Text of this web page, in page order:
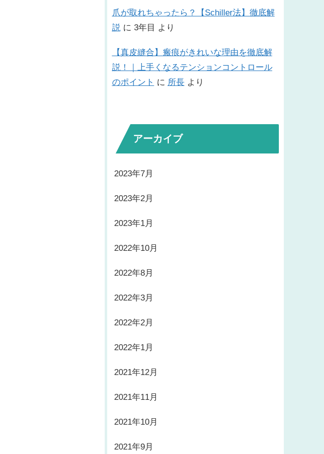
爪が取れちゃったら？【Schiller法】徹底解
説に 3年目 より
【真皮縫合】瘢痕がきれいな理由を徹底解
説！｜上手くなるテンションコントロール
のポイント に 所長より
アーカイブ
2023年7月
2023年2月
2023年1月
2022年10月
2022年8月
2022年3月
2022年2月
2022年1月
2021年12月
2021年11月
2021年10月
2021年9月